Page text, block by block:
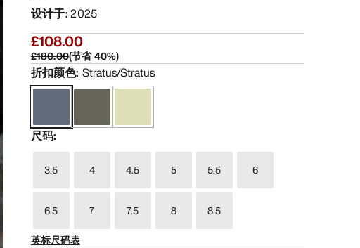
设计于:2025
£108.00
£180.00(节省40%)
折扣颜色: Stratus/Stratus
尺码:
3.5 4 4.5 5 5.5 6
6.5 7 7.5 8
8.5
英标尺码表